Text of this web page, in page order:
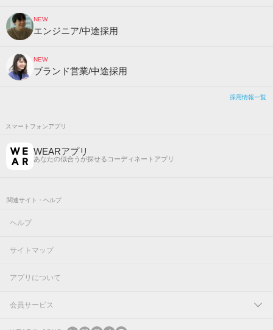
NEW
エンジニア/中途採用
NEW
ブランド営業/中途採用
採用情報一覧
スマートフォンアプリ
WEARアプリ
あなたの似合うが探せるコーディネートアプリ
関連サイト・ヘルプ
ヘルプ
サイトマップ
アプリについて
会員サービス